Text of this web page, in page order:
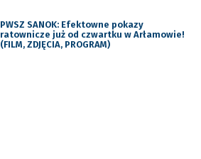
PWSZ SANOK: Efektowne pokazy
ratownicze już od czwartku w Arłamowie!
(FILM, ZDJĘCIA, PROGRAM)